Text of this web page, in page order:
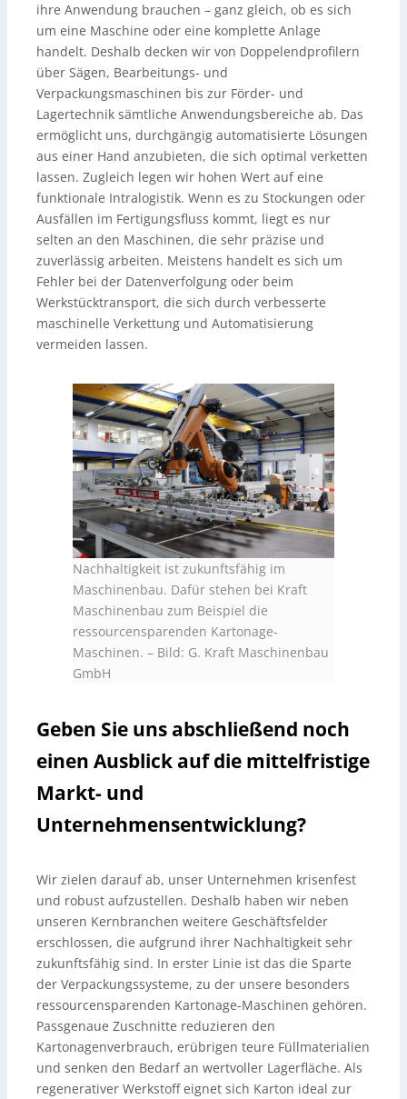
ihre Anwendung brauchen – ganz gleich, ob es sich
um eine Maschine oder eine komplette Anlage
handelt. Deshalb decken wir von Doppelendprofilern
über Sägen, Bearbeitungs- und
Verpackungsmaschinen bis zur Förder- und
Lagertechnik sämtliche Anwendungsbereiche ab. Das
ermöglicht uns, durchgängig automatisierte Lösungen
aus einer Hand anzubieten, die sich optimal verketten
lassen. Zugleich legen wir hohen Wert auf eine
funktionale Intralogistik. Wenn es zu Stockungen oder
Ausfällen im Fertigungsfluss kommt, liegt es nur
selten an den Maschinen, die sehr präzise und
zuverlässig arbeiten. Meistens handelt es sich um
Fehler bei der Datenverfolgung oder beim
Werkstücktransport, die sich durch verbesserte
maschinelle Verkettung und Automatisierung
vermeiden lassen.
Nachhaltigkeit ist zukunftsfähig im
Maschinenbau. Dafür stehen bei Kraft
Maschinenbau zum Beispiel die
ressourcensparenden Kartonage-
Maschinen. – Bild: G. Kraft Maschinenbau
GmbH
Geben Sie uns abschließend noch
einen Ausblick auf die mittelfristige
Markt- und
Unternehmensentwicklung?
Wir zielen darauf ab, unser Unternehmen krisenfest
und robust aufzustellen. Deshalb haben wir neben
unseren Kernbranchen weitere Geschäftsfelder
erschlossen, die aufgrund ihrer Nachhaltigkeit sehr
zukunftsfähig sind. In erster Linie ist das die Sparte
der Verpackungssysteme, zu der unsere besonders
ressourcensparenden Kartonage-Maschinen gehören.
Passgenaue Zuschnitte reduzieren den
Kartonagenverbrauch, erübrigen teure Füllmaterialien
und senken den Bedarf an wertvoller Lagerfläche. Als
regenerativer Werkstoff eignet sich Karton ideal zur